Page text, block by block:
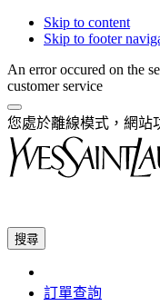
Skip to content
Skip to footer
An error occured on the
customer service
您處於離線模式，網站
搜尋
訂單查詢